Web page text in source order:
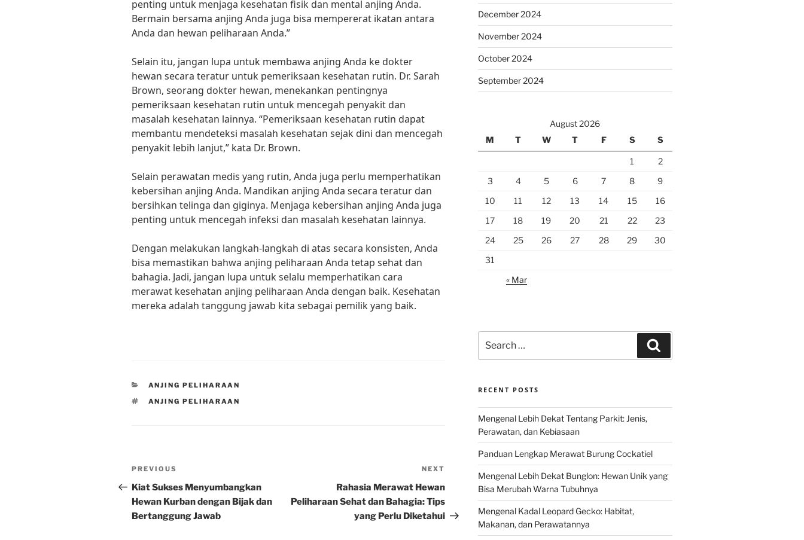
penting untuk menjaga kesehatan fisik dan mental anjing Anda.
Bermain bersama anjing Anda juga bisa mempererat ikatan antara
Anda dan hewan peliharaan Anda.”
Selain itu, jangan lupa untuk membawa anjing Anda ke dokter
hewan secara teratur untuk pemeriksaan kesehatan rutin. Dr. Sarah
Brown, seorang dokter hewan, menekankan pentingnya
pemeriksaan kesehatan rutin untuk mencegah penyakit dan
masalah kesehatan lainnya. “Pemeriksaan kesehatan rutin dapat
membantu mendeteksi masalah kesehatan sejak dini dan mencegah
penyakit lebih lanjut,” kata Dr. Brown.
Selain perawatan medis yang rutin, Anda juga perlu memperhatikan
kebersihan anjing Anda. Mandikan anjing Anda secara teratur dan
bersihkan telinga dan giginya. Menjaga kebersihan anjing Anda juga
penting untuk mencegah infeksi dan masalah kesehatan lainnya.
Dengan melakukan langkah-langkah di atas secara konsisten, Anda
bisa memastikan bahwa anjing peliharaan Anda tetap sehat dan
bahagia. Jadi, jangan lupa untuk selalu memperhatikan cara
merawat kesehatan anjing peliharaan Anda dengan baik. Kesehatan
mereka adalah tanggung jawab kita sebagai pemilik yang baik.
CATEGORIES
ANJING PELIHARAAN
TAGS
ANJING PELIHARAAN
Post
navigation
Previous
Post
PREVIOUS
Kiat Sukses Menyumbangkan
Hewan Kurban dengan Bijak dan
Bertanggung Jawab
Post
NEXT
Rahasia Merawat Hewan
Peliharaan Sehat dan Bahagia: Tips
yang Perlu Diketahui
December 2024
November 2024
October 2024
September 2024
August 2026
M
T W T F S S
1
2
3
4 5 6 7 8
9
10
11 12 13 14 15
16
17
18 19 20 21 22
23
24
25 26 27 28 29
30
31
« Mar
for:
RECENT POSTS
Mengenal Lebih Dekat Tentang Parkit: Jenis,
Perawatan, dan Kebiasaan
Panduan Lengkap Merawat Burung Cockatiel
Mengenal Lebih Dekat Bunglon: Hewan Unik yang
Bisa Merubah Warna Tubuhnya
Mengenal Kadal Leopard Gecko: Habitat,
Makanan, dan Perawatannya